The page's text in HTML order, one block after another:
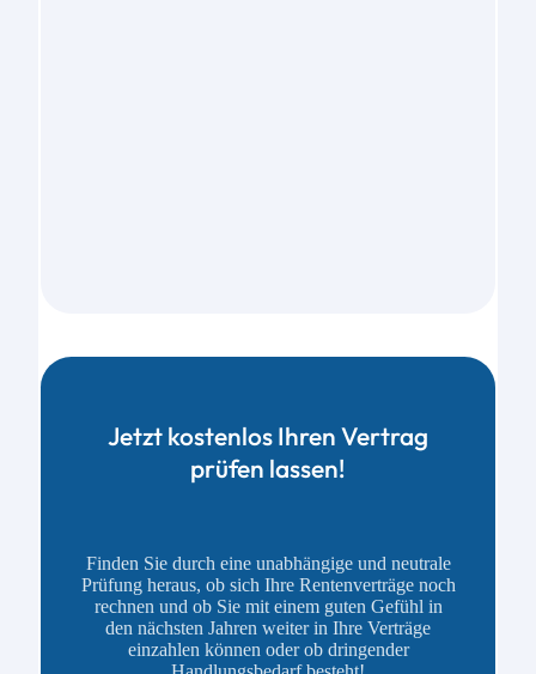
Jetzt kostenlos Ihren Vertrag
prüfen lassen!
Finden Sie durch eine unabhängige und neutrale
Prüfung heraus, ob sich Ihre Rentenverträge noch
rechnen und ob Sie mit einem guten Gefühl in
den nächsten Jahren weiter in Ihre Verträge
einzahlen können oder ob dringender